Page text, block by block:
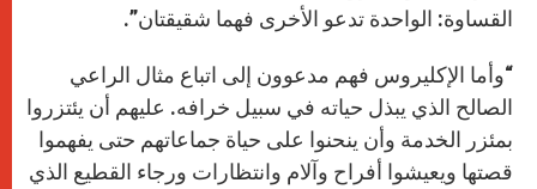
القساوة: الواحدة تدعو الأخرى فهما شقيقتان”.
“وأما الإكليروس فهم مدعوون إلى اتباع مثال الراعي
الصالح الذي يبذل حياته في سبيل خرافه. عليهم أن يئتزروا
بمئزر الخدمة وأن ينحنوا على حياة جماعاتهم حتى يفهموا
قصتها ويعيشوا أفراح وآلام وانتظارات ورجاء القطيع الذي